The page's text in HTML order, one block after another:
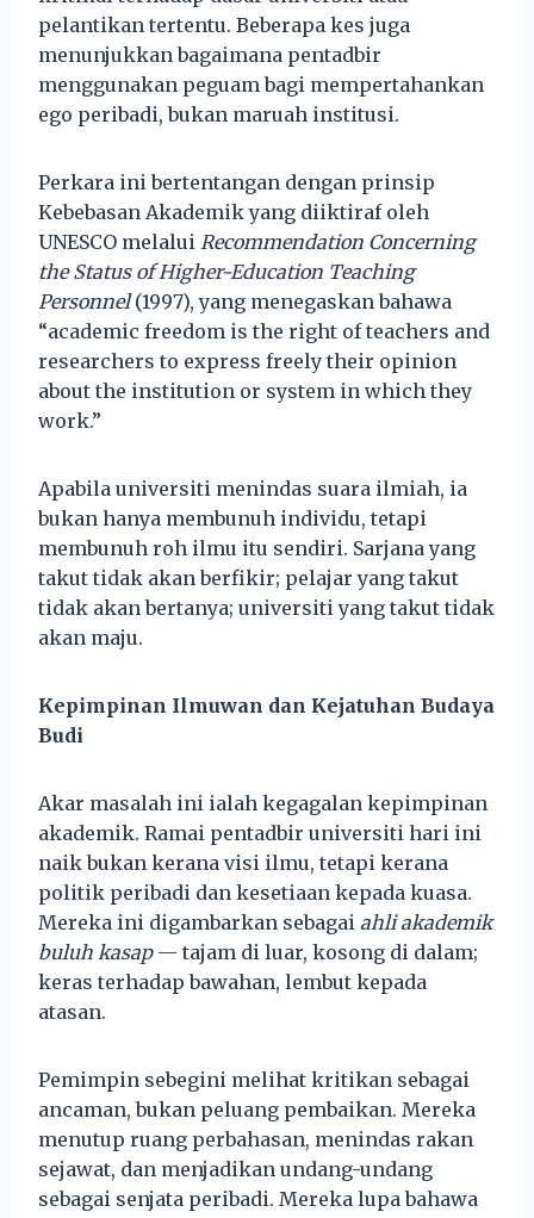
pelantikan tertentu. Beberapa kes juga
menunjukkan bagaimana pentadbir
menggunakan peguam bagi mempertahankan
ego peribadi, bukan maruah institusi.
Perkara ini bertentangan dengan prinsip
Kebebasan Akademik yang diiktiraf oleh
UNESCO melalui Recommendation Concerning
the Status of Higher-Education Teaching
Personnel(1997), yang menegaskan bahawa
“academic freedom is the right of teachers and
researchers to express freely their opinion
about the institution or system in which they
work.”
Apabila universiti menindas suara ilmiah, ia
bukan hanya membunuh individu, tetapi
membunuh roh ilmu itu sendiri. Sarjana yang
takut tidak akan berfikir; pelajar yang takut
tidak akan bertanya; universiti yang takut tidak
akan maju.
Kepimpinan Ilmuwan dan Kejatuhan Budaya
Budi
Akar masalah ini ialah kegagalan kepimpinan
akademik. Ramai pentadbir universiti hari ini
naik bukan kerana visi ilmu, tetapi kerana
politik peribadi dan kesetiaan kepada kuasa.
Mereka ini digambarkan sebagai ahli akademik
buluh kasap— tajam di luar, kosong di dalam;
keras terhadap bawahan, lembut kepada
atasan.
Pemimpin sebegini melihat kritikan sebagai
ancaman, bukan peluang pembaikan. Mereka
menutup ruang perbahasan, menindas rakan
sejawat, dan menjadikan undang-undang
sebagai senjata peribadi. Mereka lupa bahawa